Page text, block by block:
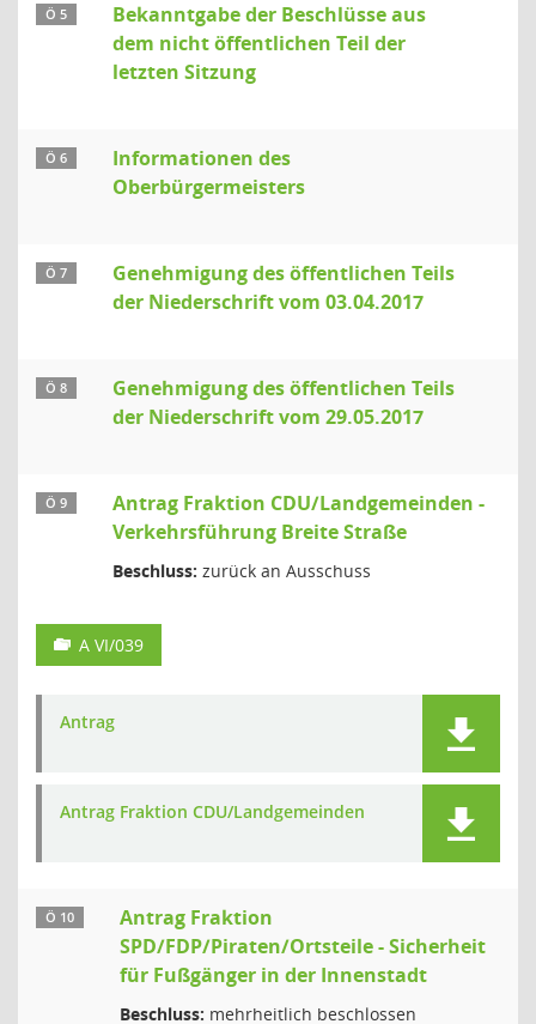
Ö 5
Bekanntgabe der Beschlüsse aus
dem nicht öffentlichen Teil der
letzten Sitzung
Ö 6
Informationen des
Oberbürgermeisters
Ö 7
Genehmigung des öffentlichen Teils
der Niederschrift vom 03.04.2017
Ö 8
Genehmigung des öffentlichen Teils
der Niederschrift vom 29.05.2017
Ö 9
Antrag Fraktion CDU/Landgemeinden -
Verkehrsführung Breite Straße
Beschluss: zurück an Ausschuss
A VI/039
Antrag
Antrag Fraktion CDU/Landgemeinden
Ö 10
Antrag Fraktion
SPD/FDP/Piraten/Ortsteile - Sicherheit
für Fußgänger in der Innenstadt
Beschluss: mehrheitlich beschlossen